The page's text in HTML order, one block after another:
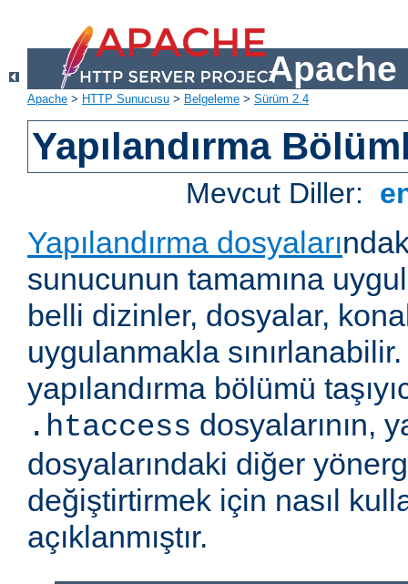
Apache
Apache > HTTP Sunucusu > Belgeleme > Sürüm 2.4
Yapılandırma
Mevcut Diller:
Yapılandırma dosyaları
sunucunun tamamına
belli dizinler, dosyalar,
uygulanmakla
yapılandırma bölümü
.htaccess dosyalarının,
dosyalarındaki diğer
değiştirtirmek için nasıl
açıklanmıştır.